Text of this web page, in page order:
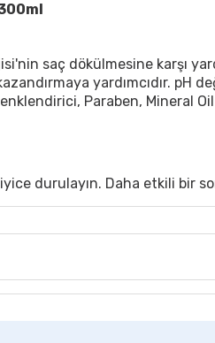
saç dökülmesine karşı
yardımcıdır.
Paraben, Mineral
durulayın. Daha etkili bir